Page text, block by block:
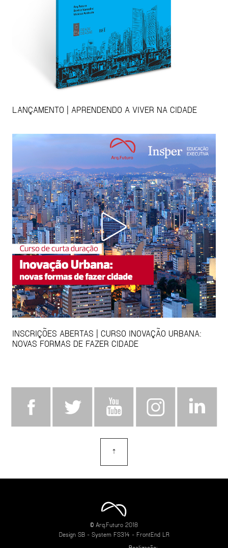
LANÇAMENTO | APRENDENDO A VIVER NA CIDADE
INSCRIÇÕES ABERTAS | CURSO INOVAÇÃO URBANA:
NOVAS FORMAS DE FAZER CIDADE
⇡
© Arq.Futuro 2018
Design SB- System FS314 - FrontEnd LR